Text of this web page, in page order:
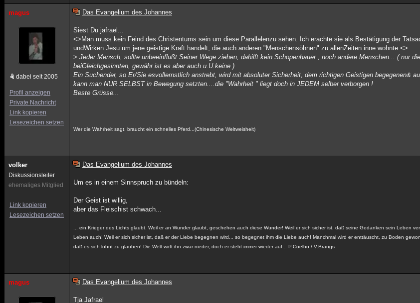
magus
dabei seit 2005
Profil anzeigen
Private Nachricht
Link kopieren
Lesezeichen setzen
Das Evangelium des Johannes
Siest Du jafrael...
<>Man muss kein Feind des Christentums sein um diese Parallelenzu sehen. Ich erachte sie als Bestätigung der
undWirken Jesu um jene geistige Kraft handelt, die auch anderen "Menschensöhnen" zu allenZeiten inne wohnte.<>
> Jeder Mensch, sollte unbeeinflußt Seiner Wege ziehen, dahilft kein Schopenhauer , noch andere Menschen... ( nur
beiGleichgesinnten, gewähr ist es aber auch u.U.keine )
Ein Suchender, so Er/Sie esvollernstlich anstrebt, wird mit absoluter Sicherheit, dem richtigen Geistigen begegenen&
kann man NUR SELBST in Bewegung setzten....die "Wahrheit " liegt doch in JEDEM selber verborgen !
Beste Grüsse...
Wer die Wahrheit sagt, braucht ein schnelles Pferd...(Chinesische Weltweisheit)
volker
Diskussionsleiter
ehemaliges Mitglied
Link kopieren
Lesezeichen setzen
Das Evangelium des Johannes
Um es in einem Sinnspruch zu bündeln:
Der Geist ist willig,
aber das Fleischist schwach...
... ein Krieger des Lichts glaubt. Weil er an Wunder glaubt, geschehen auch diese Wunder! Weil er sich sicher ist, daß seine Gedanken sein Leben
Leben auch! Weil er sich sicher ist, daß er der Liebe begegnen wird... so begegnet ihm die Liebe auch! Manchmal wird er enttäuscht, zu Boden
daß es sich lohnt zu glauben! Die Welt wirft ihn zwar nieder, doch er steht immer wieder auf... P.Coelho / V.Brangs
magus Das Evangelium des Johannes
Tja Jafrael